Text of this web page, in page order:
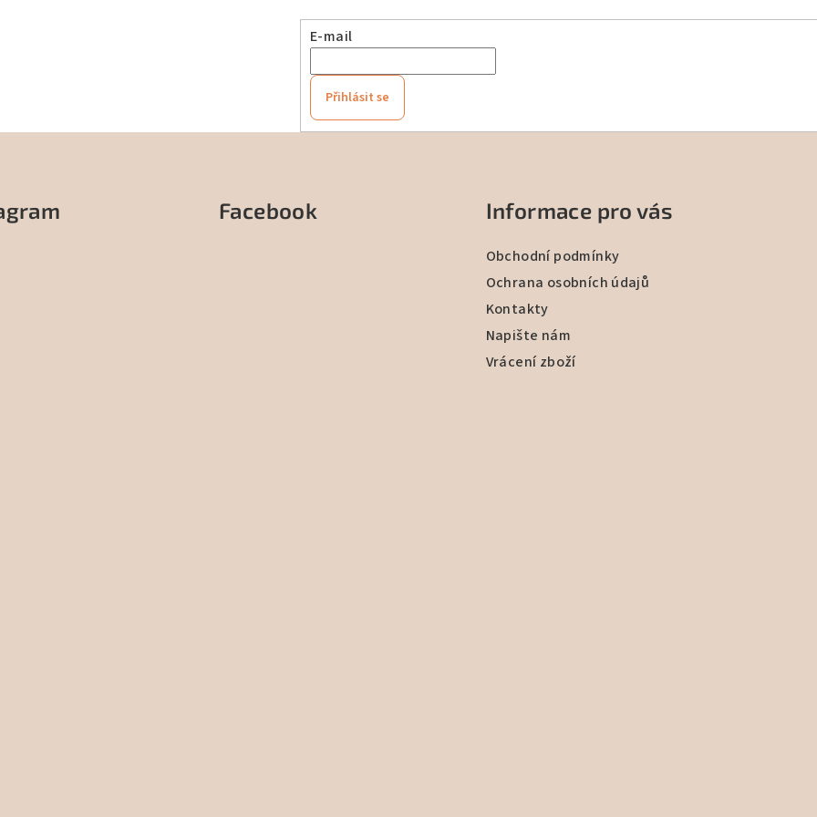
E-mail
Přihlásit se
Facebook Informace pro vás
Obchodní podmínky
Ochrana osobních údajů
Kontakty
Napište nám
Vrácení zboží